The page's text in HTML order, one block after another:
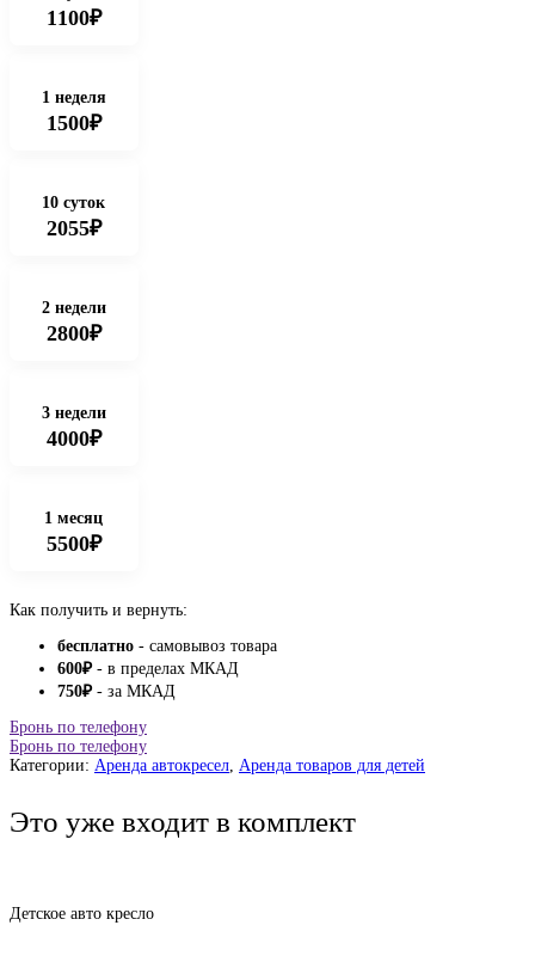
1100₽
1 неделя
1500₽
10 суток
2055₽
2 недели
2800₽
3 недели
4000₽
1 месяц
5500₽
Как получить и вернуть:
бесплатно - самовывоз товара
600₽- в пределах МКАД
750₽- за МКАД
Бронь по телефону
Бронь по телефону
Категории: Аренда автокресел, Аренда товаров для детей
Это уже входит в комплект
Детское авто кресло